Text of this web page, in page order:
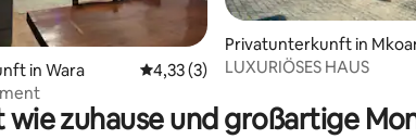
in Wara Durchschnittliche Bewertung: 4,33
4,33 (3)
Privatunterkunft in
LUXURIÖSES HAUS
zuhause und großartige